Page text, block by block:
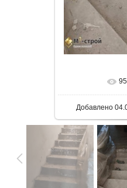
95
Добавлено